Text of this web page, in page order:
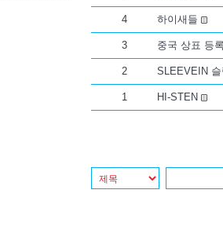
4 하이새들
3 중국 상표 등
2 SLEEVEIN
1 HI-STEN